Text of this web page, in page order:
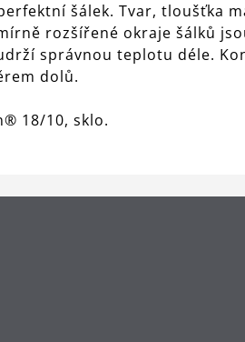
šálek. Tvar, tloušťka
rozšířené okraje šálků
správnou teplotu déle.
dolů.
18/10, sklo.